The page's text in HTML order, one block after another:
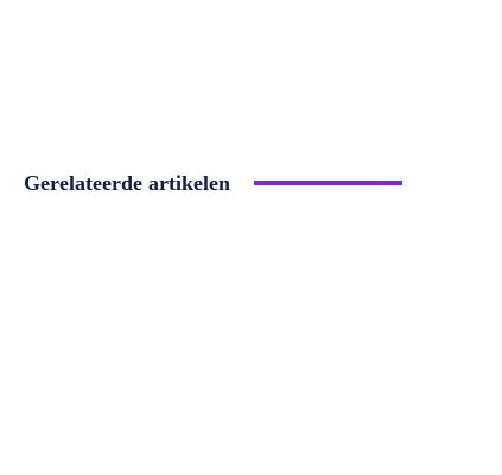
Gerelateerde artikelen